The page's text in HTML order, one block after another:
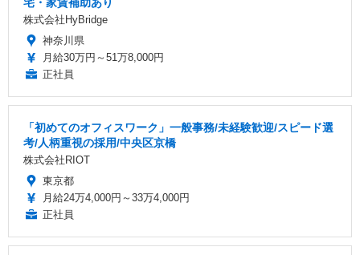
株式会社HyBridge
神奈川県
月給30万円～51万8,000円
正社員
「初めてのオフィスワーク」一般事務/未経験歓迎/スピード選
考/人柄重視の採用/中央区京橋
株式会社RIOT
東京都
月給24万4,000円～33万4,000円
正社員